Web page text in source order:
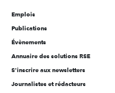
Emplois
Publications
Évènements
Annuaire des solutions RSE
S'inscrire aux newsletters
Journalistes et rédacteurs